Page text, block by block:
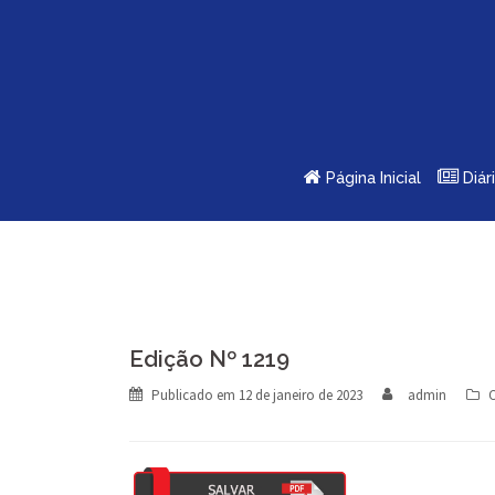
Página Inicial
Edição Nº 1219
Publicado em 12 de janeiro de 2023 admin